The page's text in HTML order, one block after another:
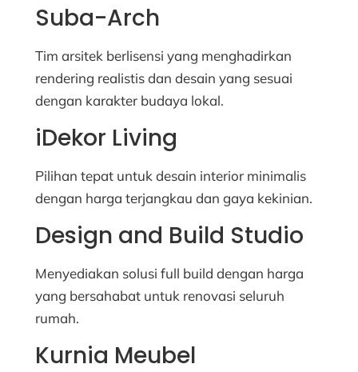
Suba-Arch
Tim arsitek berlisensi yang menghadirkan
rendering realistis dan desain yang sesuai
dengan karakter budaya lokal.
iDekor Living
Pilihan tepat untuk desain interior minimalis
dengan harga terjangkau dan gaya kekinian.
Design and Build Studio
Menyediakan solusi full build dengan harga
yang bersahabat untuk renovasi seluruh
rumah.
Kurnia Meubel